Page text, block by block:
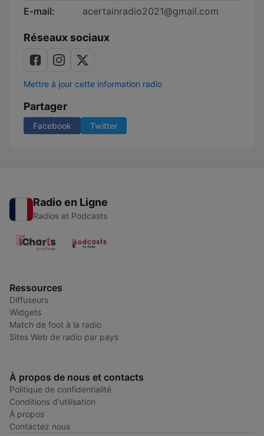
E-mail:
acertainradio2021@gmail.com
Réseaux sociaux
Mettre à jour cette information radio
Partager
Facebook Twitter
Radio en Ligne
Radios et Podcasts
Ressources
Diffuseurs
Widgets
Match de foot à la radio
Sites Web de radio par pays
À propos de nous et contacts
Politique de confidentialité
Conditions d'utilisation
À propos
Contactez nous